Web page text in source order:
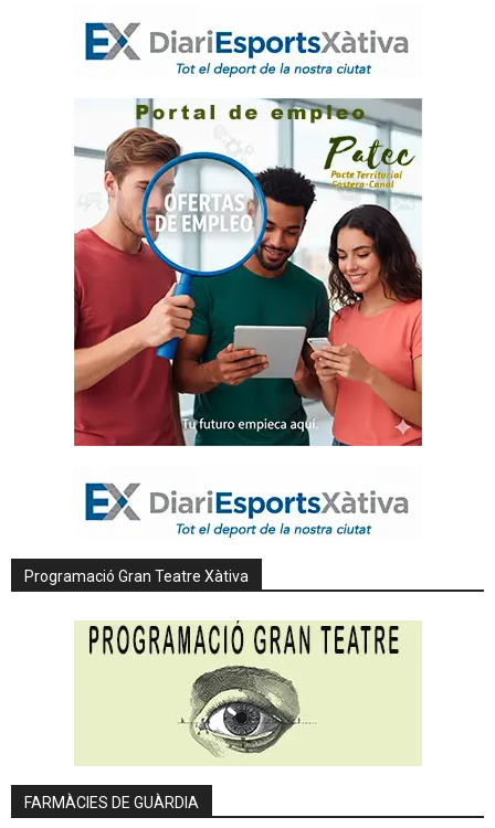
Programació Gran Teatre Xàtiva
FARMÀCIES DE GUÀRDIA